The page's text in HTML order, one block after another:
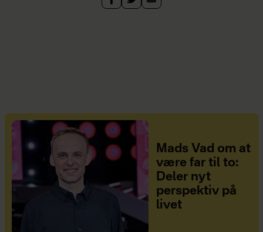
Mads Vad om at
være far til to:
Deler nyt
perspektiv på
livet